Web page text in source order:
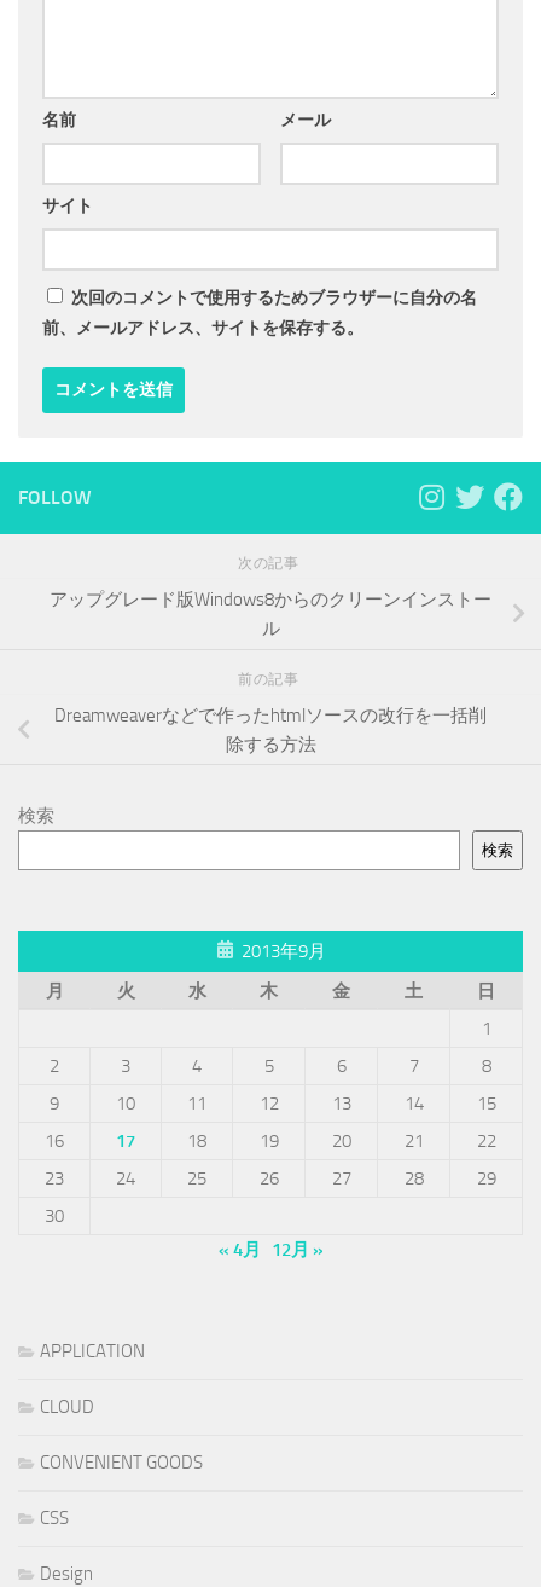
名前 メール
サイト
次回のコメントで使用するためブラウザーに自分の名
前、メールアドレス、サイトを保存する。
FOLLOW
次の記事
アップグレード版Windows8からのクリーンインストー
ル
前の記事
Dreamweaverなどで作ったhtmlソースの改行を一括削
除する方法
検索
検索
2013年9月
月
火 水 木 金 土
日
1
2
3 4 5 6 7
8
9
10 11 12 13 14
15
16
17 18 19 20 21
22
23
24 25 26 27 28
29
30
« 4月
12月 »
APPLICATION
CLOUD
CONVENIENT GOODS
CSS
Design